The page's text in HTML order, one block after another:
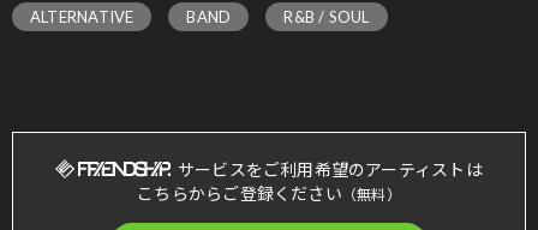
ALTERNATIVE BAND R&B / SOUL
サービスをご利用希望のアーティストは
こちらからご登録ください （無料）